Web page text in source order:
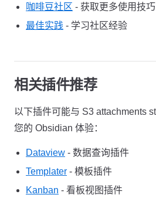
咖啡豆社区 - 获取更多使用技巧
最佳实践 - 学习社区经验
相关插件推荐
以下插件可能与 S3 attachments
您的 Obsidian 体验：
Dataview - 数据查询插件
Templater - 模板插件
Kanban - 看板视图插件